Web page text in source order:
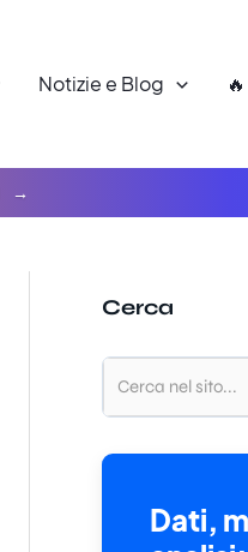
Notizie e Blog
Cerca
Dati,